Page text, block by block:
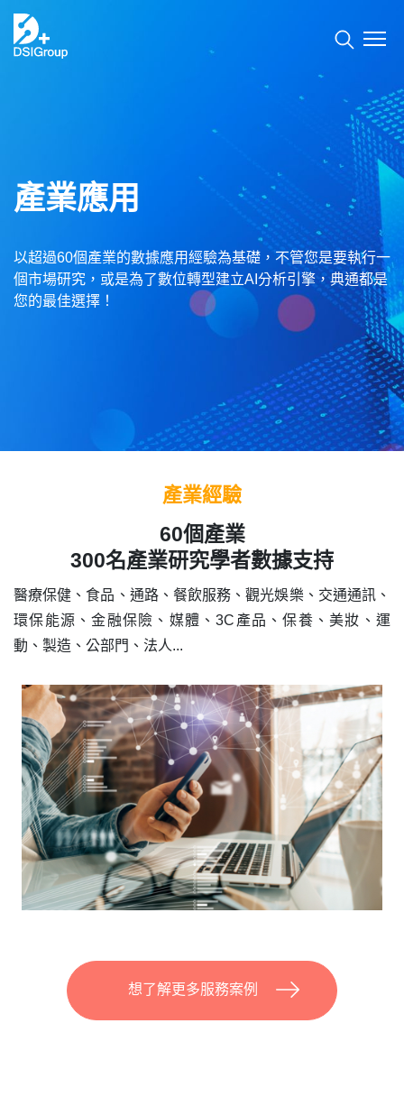
產業應用
服務能量
產品介紹
產業應用
以超過60個產業的數據應用經驗為基礎，不管您是要執行一
個市場研究，或是為了數位轉型建立AI分析引擎，典通都是
您的最佳選擇！
產業經驗
60個產業
300名產業研究學者數據支持
醫療保健、食品、通路、餐飲服務、觀光娛樂、交通通訊、
環保能源、金融保險、媒體、3C產品、保養、美妝、運
動、製造、公部門、法人...
想了解更多服務案例